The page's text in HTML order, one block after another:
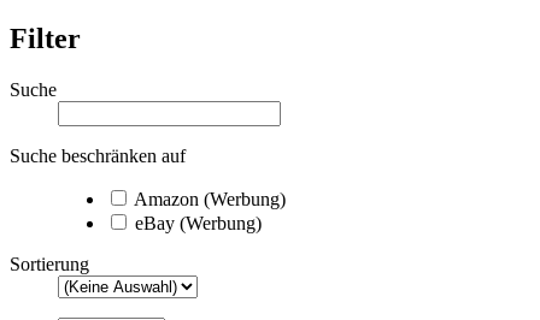
Filter
Suche
Suche beschränken auf
Amazon (Werbung)
eBay (Werbung)
Sortierung